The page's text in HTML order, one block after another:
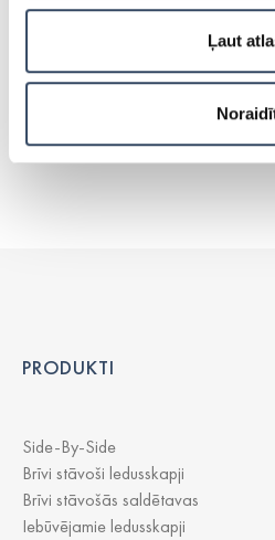
Ļaut
PRODUKTI
Side-By-Side
Brīvi stāvoši ledusskapji
Brīvi stāvošās saldētavas
Iebūvējamie ledusskapji